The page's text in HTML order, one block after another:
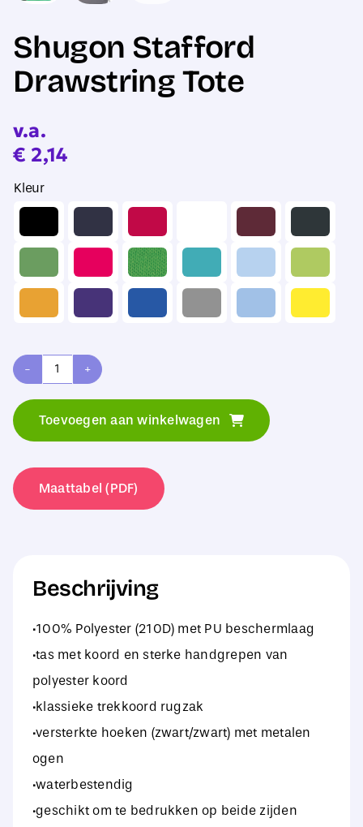
Shugon Stafford
Drawstring Tote
v.a.
€ 2,14
Kleur
Shugon
Drawstring
aantal
Toevoegen aan winkelwagen
Maattabel (PDF)
Beschrijving
·100% Polyester (210D) met PU beschermlaag
·tas met koord en sterke handgrepen van
polyester koord
·klassieke trekkoord rugzak
·versterkte hoeken (zwart/zwart) met metalen
ogen
·waterbestendig
·geschikt om te bedrukken op beide zijden